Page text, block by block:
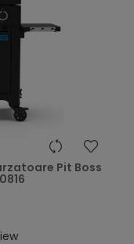
Pit Boss